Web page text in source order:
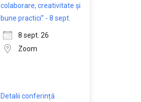
colaborare, creativitate și
bune practici” - 8 sept.
8 sept. 26
Zoom
Detalii conferință